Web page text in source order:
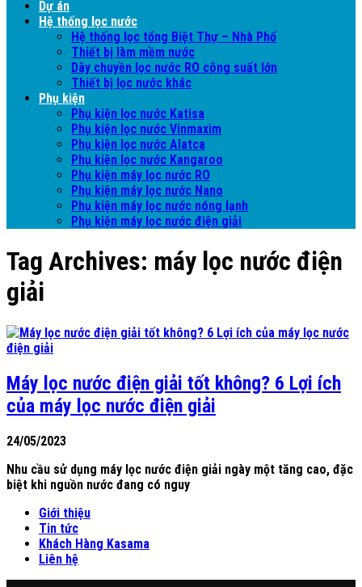
Dự án
Hệ thống lọc nước
Hệ thống lọc tổng Biệt Thự – Nhà Phố
Thiết bị làm mềm nước
Dây chuyền lọc nước RO công suất lớn
Thiết bị lọc nước khác
Phụ kiện
Phụ kiện lọc nước Katisa
Phụ kiện lọc nước Vinmaxim
Phụ kiện lọc nước Alatca
Phụ kiện lọc nước Kangaroo
Phụ kiện máy lọc nước RO
Phụ kiện máy lọc nước Nano
Phụ kiện máy lọc nước nóng lạnh
Phụ kiện máy lọc nước điện giải
Tag Archives: máy lọc nước điện
giải
Máy lọc nước điện giải tốt không? 6 Lợi ích
của máy lọc nước điện giải
24/05/2023
Nhu cầu sử dụng máy lọc nước điện giải ngày một tăng cao, đặc
biệt khi nguồn nước đang có nguy
Giới thiệu
Tin tức
Khách Hàng Kasama
Liên hệ